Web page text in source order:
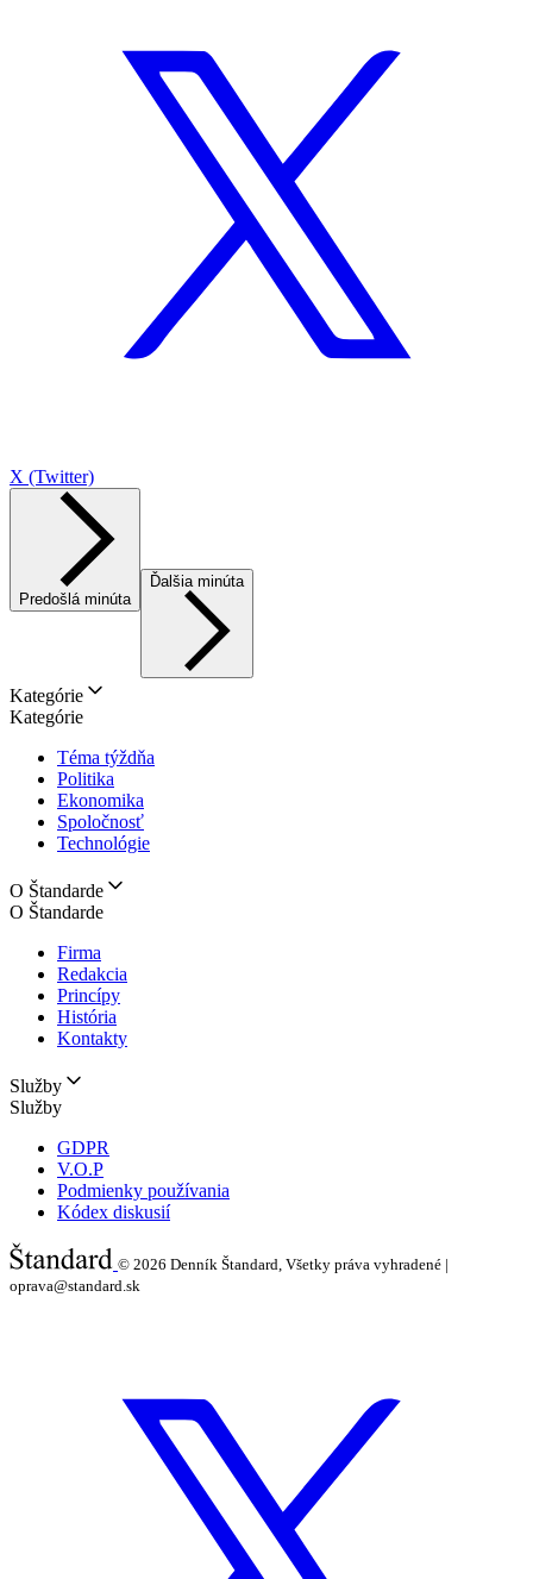
X (Twitter)
Predošlá minúta
Ďalšia minúta
Kategórie
Kategórie
Téma týždňa
Politika
Ekonomika
Spoločnosť
Technológie
O Štandarde
O Štandarde
Firma
Redakcia
Princípy
História
Kontakty
Služby
Služby
GDPR
V.O.P
Podmienky používania
Kódex diskusií
© 2026 Denník Štandard, Všetky práva vyhradené |
oprava@standard.sk